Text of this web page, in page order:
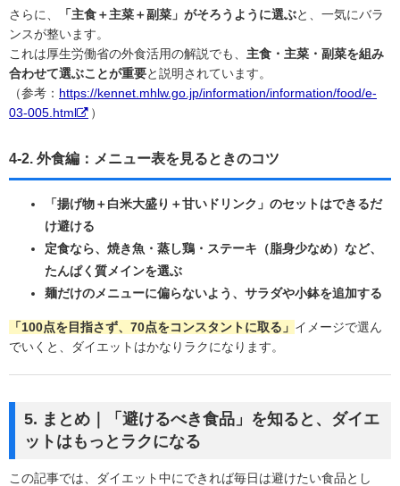
さらに、 「主食＋主菜＋副菜」がそろうように選ぶと、一気にバラ
ンスが整います。
これは厚生労働省の外食活用の解説でも、 主食・主菜・副菜を組み
合わせて選ぶことが重要と説明されています。
（参考： https://kennet.mhlw.go.jp/information/information/food/e-
03-005.html
）
4-2. 外食編：メニュー表を見るときのコツ
「揚げ物＋白米大盛り＋甘いドリンク」のセットはできるだ
け避ける
定食なら、焼き魚・蒸し鶏・ステーキ（脂身少なめ）など、
たんぱく質メインを選ぶ
麺だけのメニューに偏らないよう、サラダや小鉢を追加する
「100点を目指さず、70点をコンスタントに取る」 イメージで選ん
でいくと、ダイエットはかなりラクになります。
5. まとめ｜「避けるべき食品」を知ると、ダイエ
ットはもっとラクになる
この記事では、ダイエット中にできれば毎日は避けたい食品とし